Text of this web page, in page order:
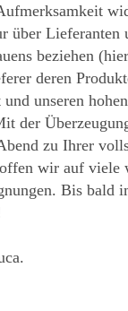
über Lieferanten
beziehen (
deren
unseren
der
zu Ihrer
wir auf viele
Bis bald